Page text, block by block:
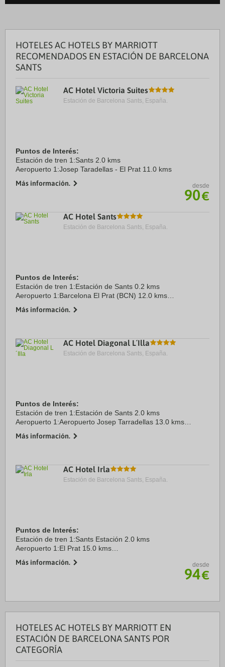
HOTELES AC HOTELS BY MARRIOTT
RECOMENDADOS EN ESTACIÓN DE BARCELONA
SANTS
AC Hotel Victoria Suites
Estación de Barcelona Sants, España.
Puntos de Interés:
Estación de tren 1:Sants 2.0 kms
Aeropuerto 1:Josep Taradellas - El Prat 11.0 kms
Más información.
desde
90€
AC Hotel Sants
Estación de Barcelona Sants, España.
Puntos de Interés:
Estación de tren 1:Estación de Sants 0.2 kms
Aeropuerto 1:Barcelona El Prat (BCN) 12.0 kms
Centro Ciudad:Barcelona Centro 3.5 kms
Más información.
AC Hotel Diagonal L´Illa
Estación de Barcelona Sants, España.
Puntos de Interés:
Estación de tren 1:Estación de Sants 2.0 kms
Aeropuerto 1:Aeropuerto Josep Tarradellas 13.0 kms
Centro Ciudad:Plaza Cataluña 4.0 kms
Más información.
AC Hotel Irla
Estación de Barcelona Sants, España.
Puntos de Interés:
Estación de tren 1:Sants Estación 2.0 kms
Aeropuerto 1:El Prat 15.0 kms
Centro Ciudad:Paseo de Gracia 1.0 kms
Más información. desde
94€
HOTELES AC HOTELS BY MARRIOTT EN
ESTACIÓN DE BARCELONA SANTS POR
CATEGORÍA